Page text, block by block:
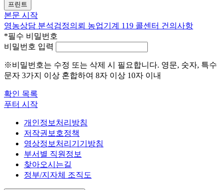
프린트
본문 시작
영농상담 분석검정의뢰 농업기계 119 콜센터 건의사항
*필수 비밀번호
비밀번호 입력
※비밀번호는 수정 또는 삭제 시 필요합니다. 영문, 숫자, 특수
문자 3가지 이상 혼합하여 8자 이상 10자 이내
확인 목록
푸터 시작
개인정보처리방침
저작권보호정책
영상정보처리기기방침
부서별 직원정보
찾아오시는길
정부/지자체 조직도